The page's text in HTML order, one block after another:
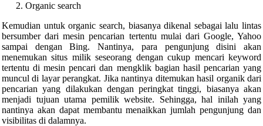
Organic search
Kemudian untuk organic search, biasanya dikenal sebagai lalu lintas
bersumber dari mesin pencarian tertentu mulai dari Google, Yahoo
sampai dengan Bing. Nantinya, para pengunjung disini akan
menemukan situs milik seseorang dengan cukup mencari keyword
tertentu di mesin pencari dan mengklik bagian hasil pencarian yang
muncul di layar perangkat. Jika nantinya ditemukan hasil organik dari
pencarian yang dilakukan dengan peringkat tinggi, biasanya akan
menjadi tujuan utama pemilik website. Sehingga, hal inilah yang
nantinya akan dapat membantu menaikkan jumlah pengunjung dan
visibilitas di dalamnya.